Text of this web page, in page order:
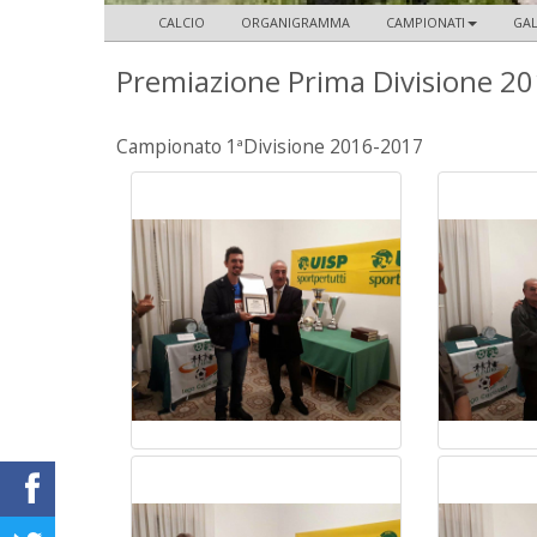
CALCIO ORGANIGRAMMA CAMPIONATI
Premiazione Prima Divisione
Campionato 1ªDivisione 2016-2017